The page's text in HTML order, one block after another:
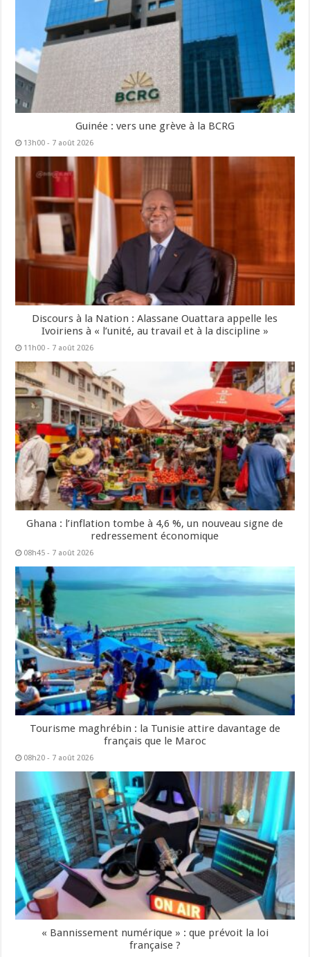
Guinée : vers une grève à la BCRG
13h00 - 7 août 2026
Discours à la Nation : Alassane Ouattara appelle les
Ivoiriens à « l’unité, au travail et à la discipline »
11h00 - 7 août 2026
Ghana : l’inflation tombe à 4,6 %, un nouveau signe de
redressement économique
08h45 - 7 août 2026
Tourisme maghrébin : la Tunisie attire davantage de
français que le Maroc
08h20 - 7 août 2026
« Bannissement numérique » : que prévoit la loi
française ?